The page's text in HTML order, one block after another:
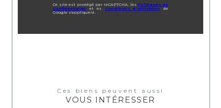
Ce site est protégé par reCAPTCHA, lesPolitiques de
Confidentialité et es Conditions d'utilisationde
Google s'appliquent.
Ces biens peuvent aussi
VOUS INTÉRESSER